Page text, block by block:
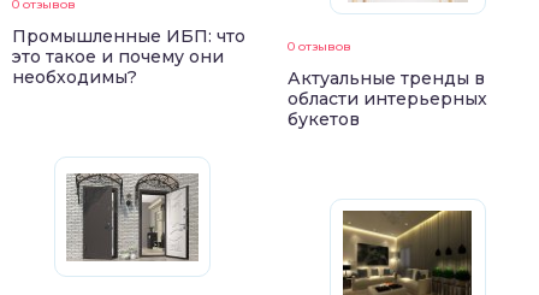
0 отзывов
Промышленные ИБП: что
это такое и почему они
необходимы?
0 отзывов
Актуальные тренды в
области интерьерных
букетов